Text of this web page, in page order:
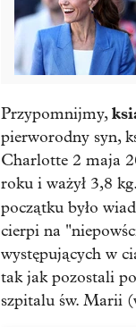
Przypomnijmy,
pierworodny syn,
Charlotte 2 maja
roku i ważył 3,8
początku było
cierpi na
występujących w
tak jak pozostali
szpitalu św. Marii